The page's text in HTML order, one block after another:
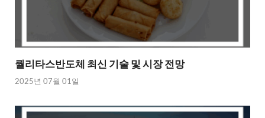
퀄리타스반도체 최신 기술 및 시장 전망
2025년 07월 01일